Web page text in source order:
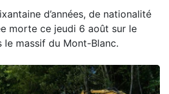
d’années, de nationalité
morte ce jeudi 6 août sur le
le massif du Mont-Blanc.